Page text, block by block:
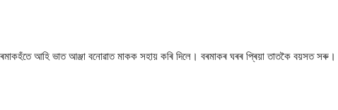
আহি ভাত আঞ্জা বনোৱাত মাকক সহায় কৰি দিলে। বৰমাকৰ ঘৰৰ প্ৰিয়া তাতকৈ বয়সত